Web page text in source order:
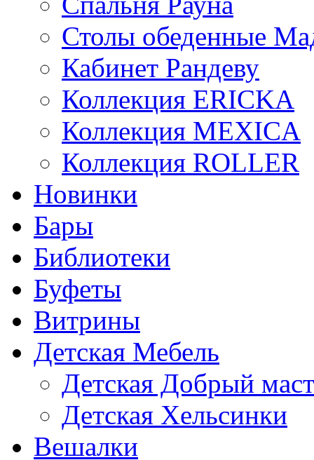
Столы обеденные
Кабинет Рандеву
Коллекция ERICKA
Коллекция MEXICA
Коллекция ROLLER
Новинки
Бары
Библиотеки
Буфеты
Витрины
Детская Мебель
Детская Добрый
Детская Хельсинки
Вешалки